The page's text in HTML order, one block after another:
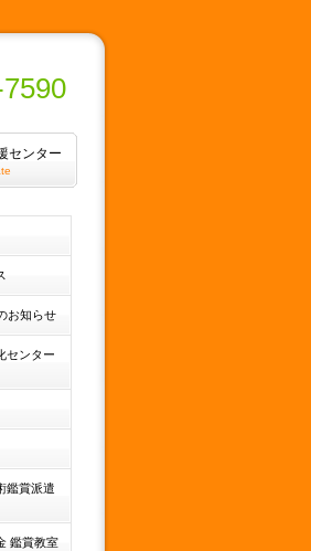
センター
お知らせ
センター
鑑賞派遣
鑑賞教室